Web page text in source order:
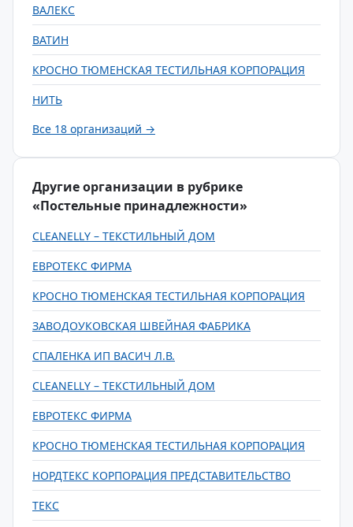
ВАЛЕКС
ВАТИН
КРОСНО ТЮМЕНСКАЯ ТЕСТИЛЬНАЯ КОРПОРАЦИЯ
НИТЬ
Все 18 организаций →
Другие организации в рубрике
«Постельные принадлежности»
CLEANELLY – ТЕКСТИЛЬНЫЙ ДОМ
ЕВРОТЕКС ФИРМА
КРОСНО ТЮМЕНСКАЯ ТЕСТИЛЬНАЯ КОРПОРАЦИЯ
ЗАВОДОУКОВСКАЯ ШВЕЙНАЯ ФАБРИКА
СПАЛЕНКА ИП ВАСИЧ Л.В.
CLEANELLY – ТЕКСТИЛЬНЫЙ ДОМ
ЕВРОТЕКС ФИРМА
КРОСНО ТЮМЕНСКАЯ ТЕСТИЛЬНАЯ КОРПОРАЦИЯ
НОРДТЕКС КОРПОРАЦИЯ ПРЕДСТАВИТЕЛЬСТВО
ТЕКС